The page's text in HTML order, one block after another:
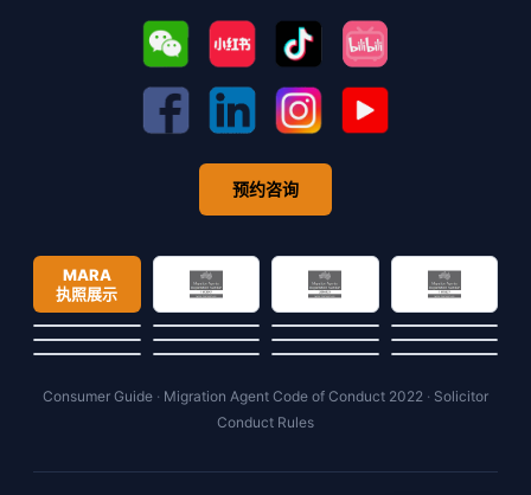
预约咨询
MARA
执照展示
Consumer Guide · Migration Agent Code of Conduct 2022 · Solicitor
Conduct Rules